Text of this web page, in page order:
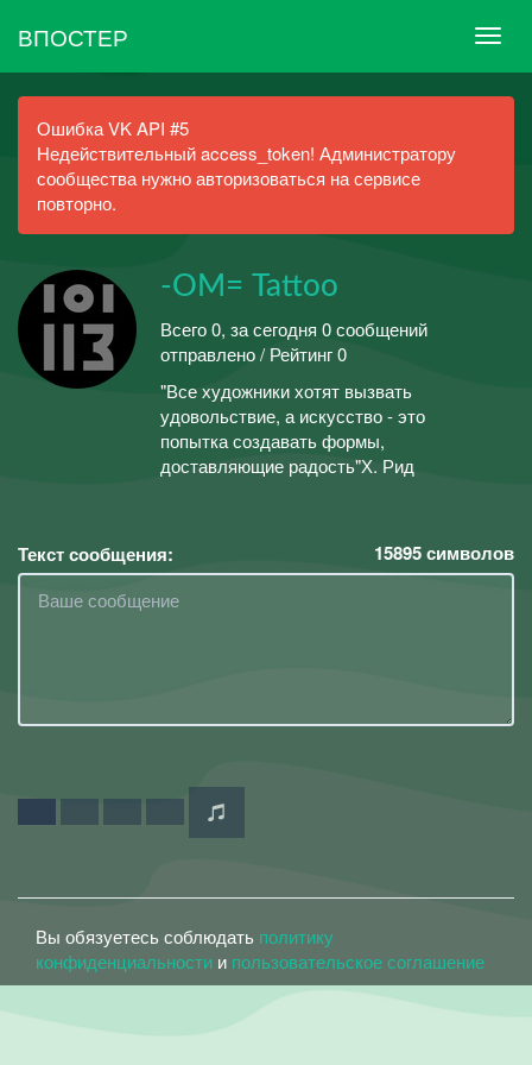
ВПОСТЕР
Ошибка VK API #5
Недействительный access_token! Администратору
сообщества нужно авторизоваться на сервисе
повторно.
-ОМ= Tattoo
Всего 0, за сегодня 0 сообщений
отправлено / Рейтинг 0
"Все художники хотят вызвать
удовольствие, а искусство - это
попытка создавать формы,
доставляющие радость"Х. Рид
Текст сообщения: 15895символов
Вы обязуетесь соблюдать политику
конфиденциальности и пользовательское соглашение